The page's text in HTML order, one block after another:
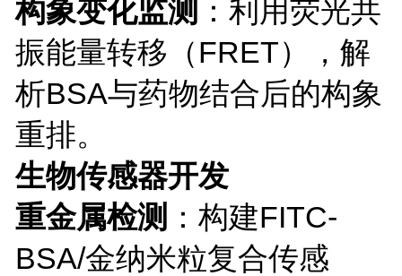
构象变化监测 ：利用荧光共
振能量转移（FRET），解
析BSA与药物结合后的构象
重排。
生物传感器开发
重金属检测 ：构建FITC-
BSA/金纳米粒复合传感